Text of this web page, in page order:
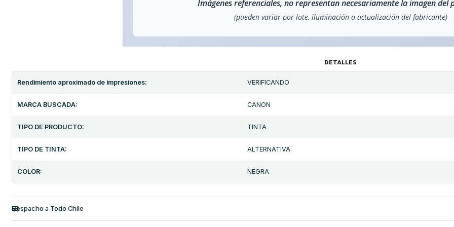
Imágenes referenciales, no representan necesariamente la imagen del
(pueden variar por lote, iluminación o actualización del fabricante)
DETALLES
Rendimiento aproximado de impresiones: VERIFICANDO
MARCA BUSCADA: CANON
TIPO DE PRODUCTO: TINTA
TIPO DE TINTA: ALTERNATIVA
COLOR: NEGRA
Despacho a Todo Chile